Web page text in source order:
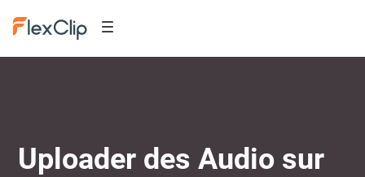
Uploader des Audio sur